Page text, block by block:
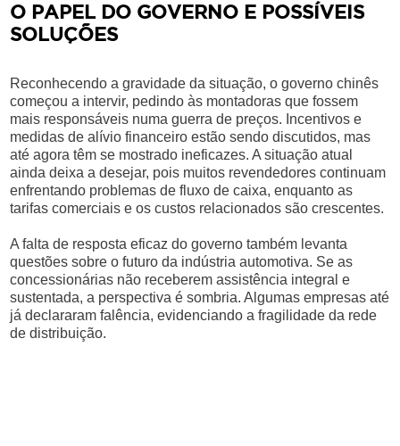
O PAPEL DO GOVERNO E POSSÍVEIS
SOLUÇÕES
Reconhecendo a gravidade da situação, o governo chinês
começou a intervir, pedindo às montadoras que fossem
mais responsáveis numa guerra de preços. Incentivos e
medidas de alívio financeiro estão sendo discutidos, mas
até agora têm se mostrado ineficazes. A situação atual
ainda deixa a desejar, pois muitos revendedores continuam
enfrentando problemas de fluxo de caixa, enquanto as
tarifas comerciais e os custos relacionados são crescentes.
A falta de resposta eficaz do governo também levanta
questões sobre o futuro da indústria automotiva. Se as
concessionárias não receberem assistência integral e
sustentada, a perspectiva é sombria. Algumas empresas até
já declararam falência, evidenciando a fragilidade da rede
de distribuição.